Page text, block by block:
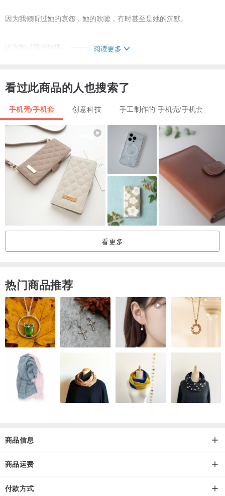
因为我倾听过她的哀怨，她的吹嘘，有时甚至是她的沉默。
因为她是我的玫瑰。"-------小王子
让红色手机的朋友也可以出色的设计款喔!
注意事项：
金属珍珠或亮片部分会稍微凸起摸得到，但是由于镶嵌在中央并不会
造成掉落的问题，请放心选购。
壳内含金属线故不支持无线充电，请使用充电线为手机进行充电。
【商品须知已申请版权，请抄袭者自重】。
－手机壳材质－
双料壳：中间部分为压克力（硬）、四边全包覆为硅胶（软）
－订制须知－
【1】约 10 个工作天（不包含周六、日与例假日）。
【2】不接受非本品牌外花色订制。
－注意事项－
花朵比较厚或有重叠之处，有可能轻微凸起摸得到（例如：雏菊蕊/飞
燕花蕊/满天星）
【2】所有产品 100% 全手工制作，无使用机械式除泡，故会随机出
阅读更多
看过此商品的人也搜索了
手机壳/手机套 创意科技 手工制作的 手机壳/手机套
看更多
热门商品推荐
商品信息
商品运费
付款方式